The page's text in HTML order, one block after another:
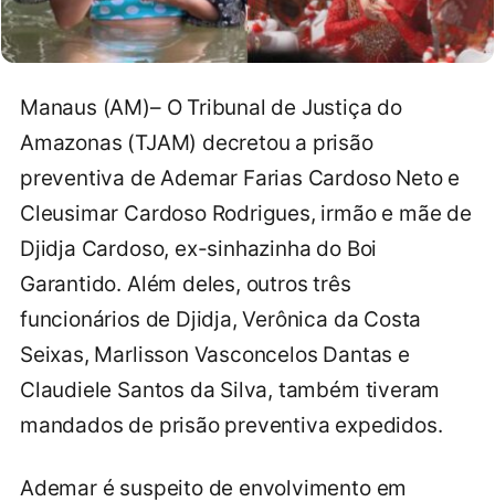
Manaus (AM)– O Tribunal de Justiça do
Amazonas (TJAM) decretou a prisão
preventiva de Ademar Farias Cardoso Neto e
Cleusimar Cardoso Rodrigues, irmão e mãe de
Djidja Cardoso, ex-sinhazinha do Boi
Garantido. Além deles, outros três
funcionários de Djidja, Verônica da Costa
Seixas, Marlisson Vasconcelos Dantas e
Claudiele Santos da Silva, também tiveram
mandados de prisão preventiva expedidos.
Ademar é suspeito de envolvimento em